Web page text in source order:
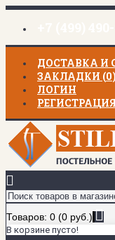
ДОСТАВКА И
ЗАКЛАДКИ (0)
ЛОГИН
РЕГИСТРАЦИЯ
Товаров: 0 (0 руб.)
В корзине пусто!